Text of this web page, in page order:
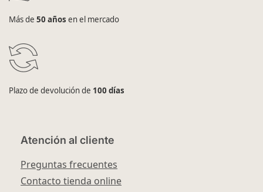
Más de 50 años en el mercado
Plazo de devolución de 100 días
Atención al cliente
Preguntas frecuentes
Contacto tienda online